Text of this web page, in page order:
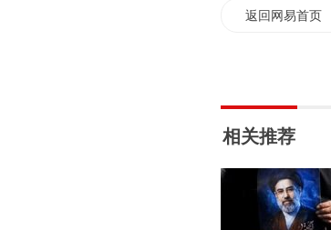
返回网易首页
相关推荐